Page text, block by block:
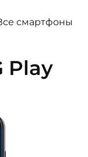
смартфоны
Play